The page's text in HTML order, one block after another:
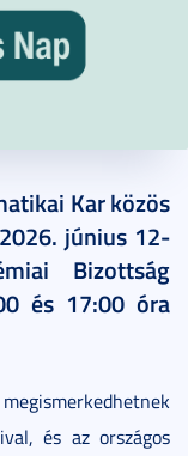
Kar közös
június 12-
Bizottság
és 17:00 óra
és az országos